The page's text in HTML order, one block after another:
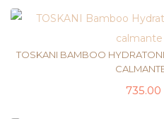
TOSKANI BAMBOO
735.00